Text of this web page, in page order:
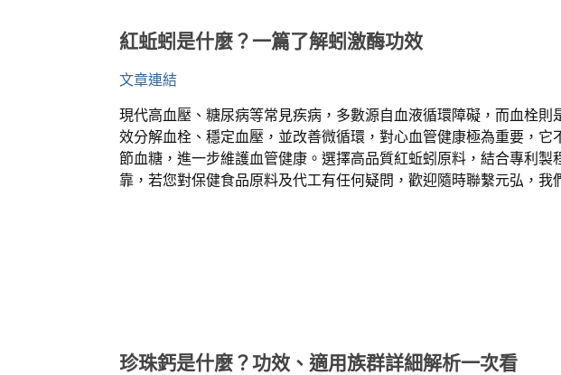
紅蚯蚓是什麼？一篇了解蚓激酶功效
文章連結
現代高血壓、糖尿病等常見疾病，多數源自血液循環障礙，而血栓
效分解血栓、穩定血壓，並改善微循環，對心血管健康極為重要，
節血糖，進一步維護血管健康。選擇高品質紅蚯蚓原料，結合專利
靠，若您對保健食品原料及代工有任何疑問，歡迎隨時聯繫元弘，我
珍珠鈣是什麼？功效、適用族群詳細解析一次看